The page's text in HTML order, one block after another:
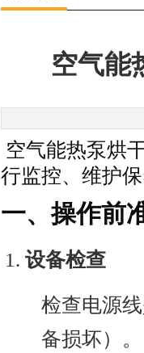
空气能
空气能热泵烘
行监控、维护
一、操作前
设备检查
检查电源
备损坏）。